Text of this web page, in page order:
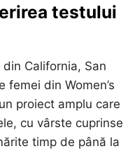
testului
California, San
din Women’s
proiect amplu care
cu vârste cuprinse
timp de până la